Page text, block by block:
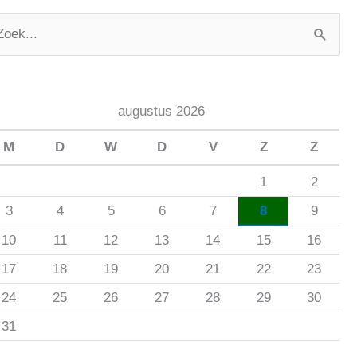
augustus 2026
M D W D V Z Z
1
2
3
4 5 6 7 8
9
10
11 12 13 14 15
16
17
18 19 20 21 22
23
24
25 26 27 28 29
30
31